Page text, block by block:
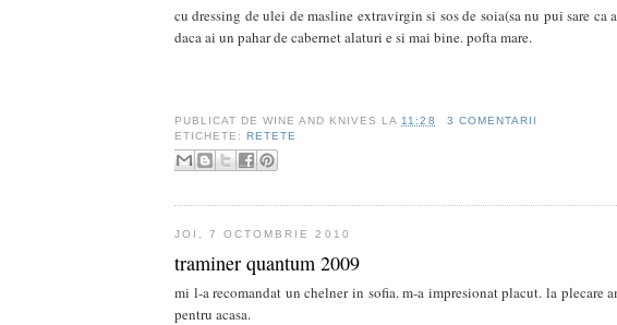
cu dressing de ulei de masline extravirgin si sos de soia(sa nu pui sare
daca ai un pahar de cabernet alaturi e si mai bine. pofta mare.
PUBLICAT DEWINE AND KNIVES LA 11:28
3 COMENTARII
ETICHETE:RETETE
JOI, 7 OCTOMBRIE 2010
traminer quantum 2009
mi l-a recomandat un chelner in sofia. m-a impresionat placut. la plecare
pentru acasa.